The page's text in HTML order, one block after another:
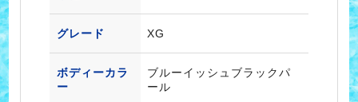
グレード XG
ボディーカラ
ー
ブルーイッシュブラックパ
ール